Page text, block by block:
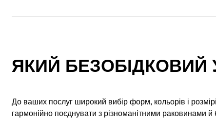
ЯКИЙ БЕЗОБІДКОВИЙ
До ваших послуг широкий вибір форм, кольорів і
гармонійно поєднувати з різноманітними раковинами й